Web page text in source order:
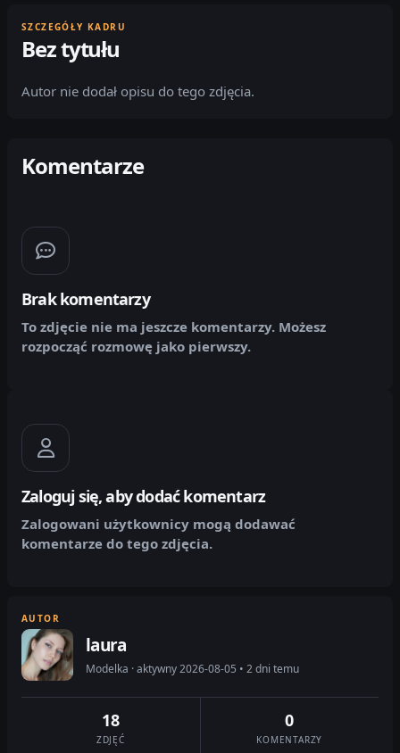
SZCZEGÓŁY KADRU
Bez tytułu
Autor nie dodał opisu do tego zdjęcia.
Komentarze
Brak komentarzy
To zdjęcie nie ma jeszcze komentarzy. Możesz
rozpocząć rozmowę jako pierwszy.
Zaloguj się, aby dodać komentarz
Zalogowani użytkownicy mogą dodawać
komentarze do tego zdjęcia.
AUTOR
laura
Modelka · aktywny 2026-08-05 • 2 dni temu
18
ZDJĘĆ
0
KOMENTARZY